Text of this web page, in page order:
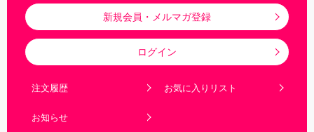
新規会員・メルマガ登録
ログイン
注文履歴 お気に入りリスト
お知らせ